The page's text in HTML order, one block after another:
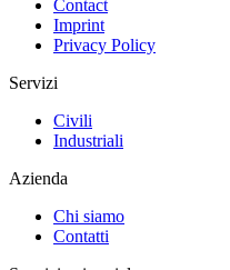
Contact
Imprint
Privacy Policy
Servizi
Civili
Industriali
Azienda
Chi siamo
Contatti